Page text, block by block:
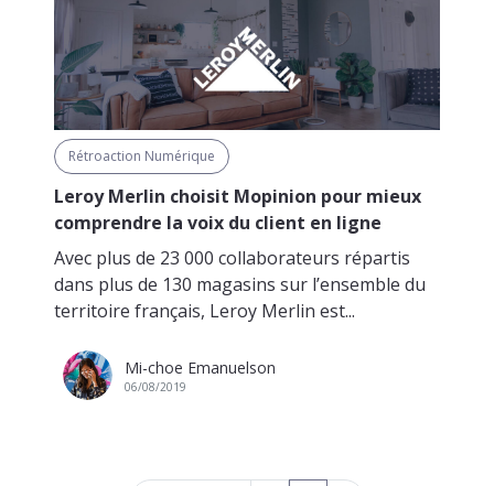
Rétroaction Numérique
Leroy Merlin choisit Mopinion pour mieux
comprendre la voix du client en ligne
Avec plus de 23 000 collaborateurs répartis
dans plus de 130 magasins sur l’ensemble du
territoire français, Leroy Merlin est...
Mi-choe Emanuelson
06/08/2019